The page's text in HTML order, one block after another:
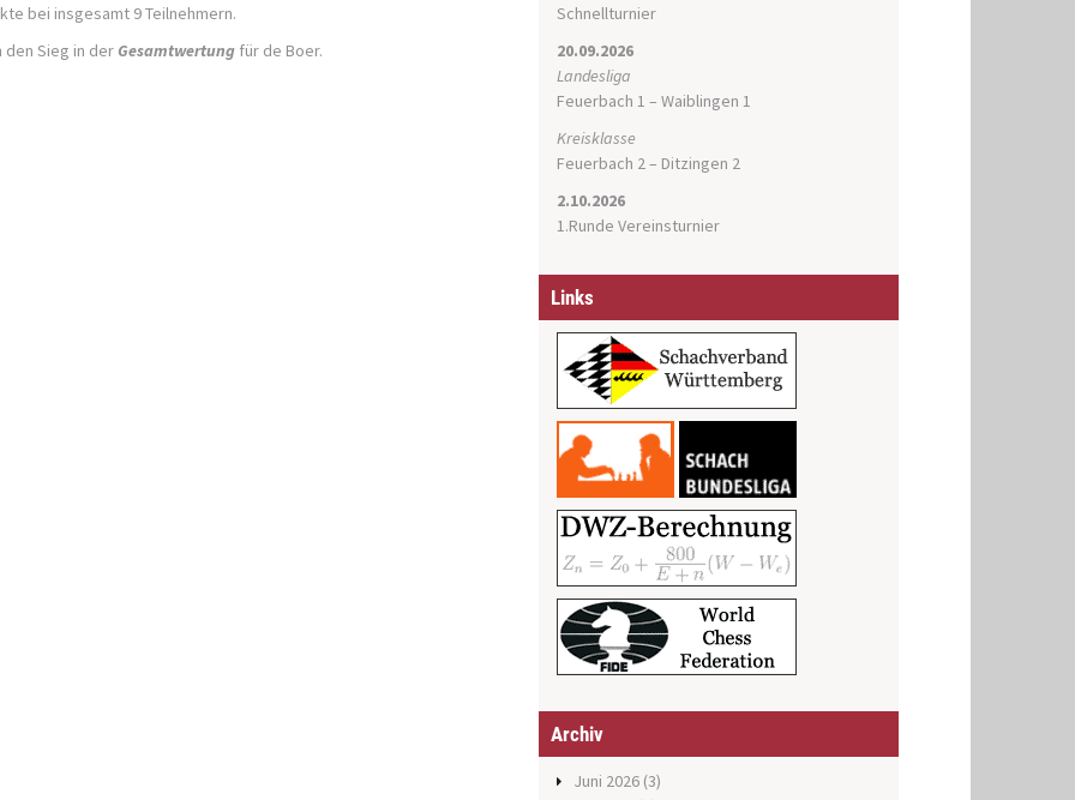
bei insgesamt 9 Teilnehmern.
den Sieg in der Gesamtwertung für de Boer.
Schnellturnier
20.09.2026
Landesliga
Feuerbach 1 – Waiblingen 1
Kreisklasse
Feuerbach 2 – Ditzingen 2
2.10.2026
1.Runde Vereinsturnier
Links
Archiv
Juni 2026 (3)